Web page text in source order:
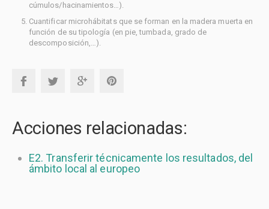
cúmulos/hacinamientos…).
Cuantificar microhábitats que se forman en la madera muerta en
función de su tipología (en pie, tumbada, grado de
descomposición,…).
Acciones relacionadas:
E2. Transferir técnicamente los resultados, del
ámbito local al europeo